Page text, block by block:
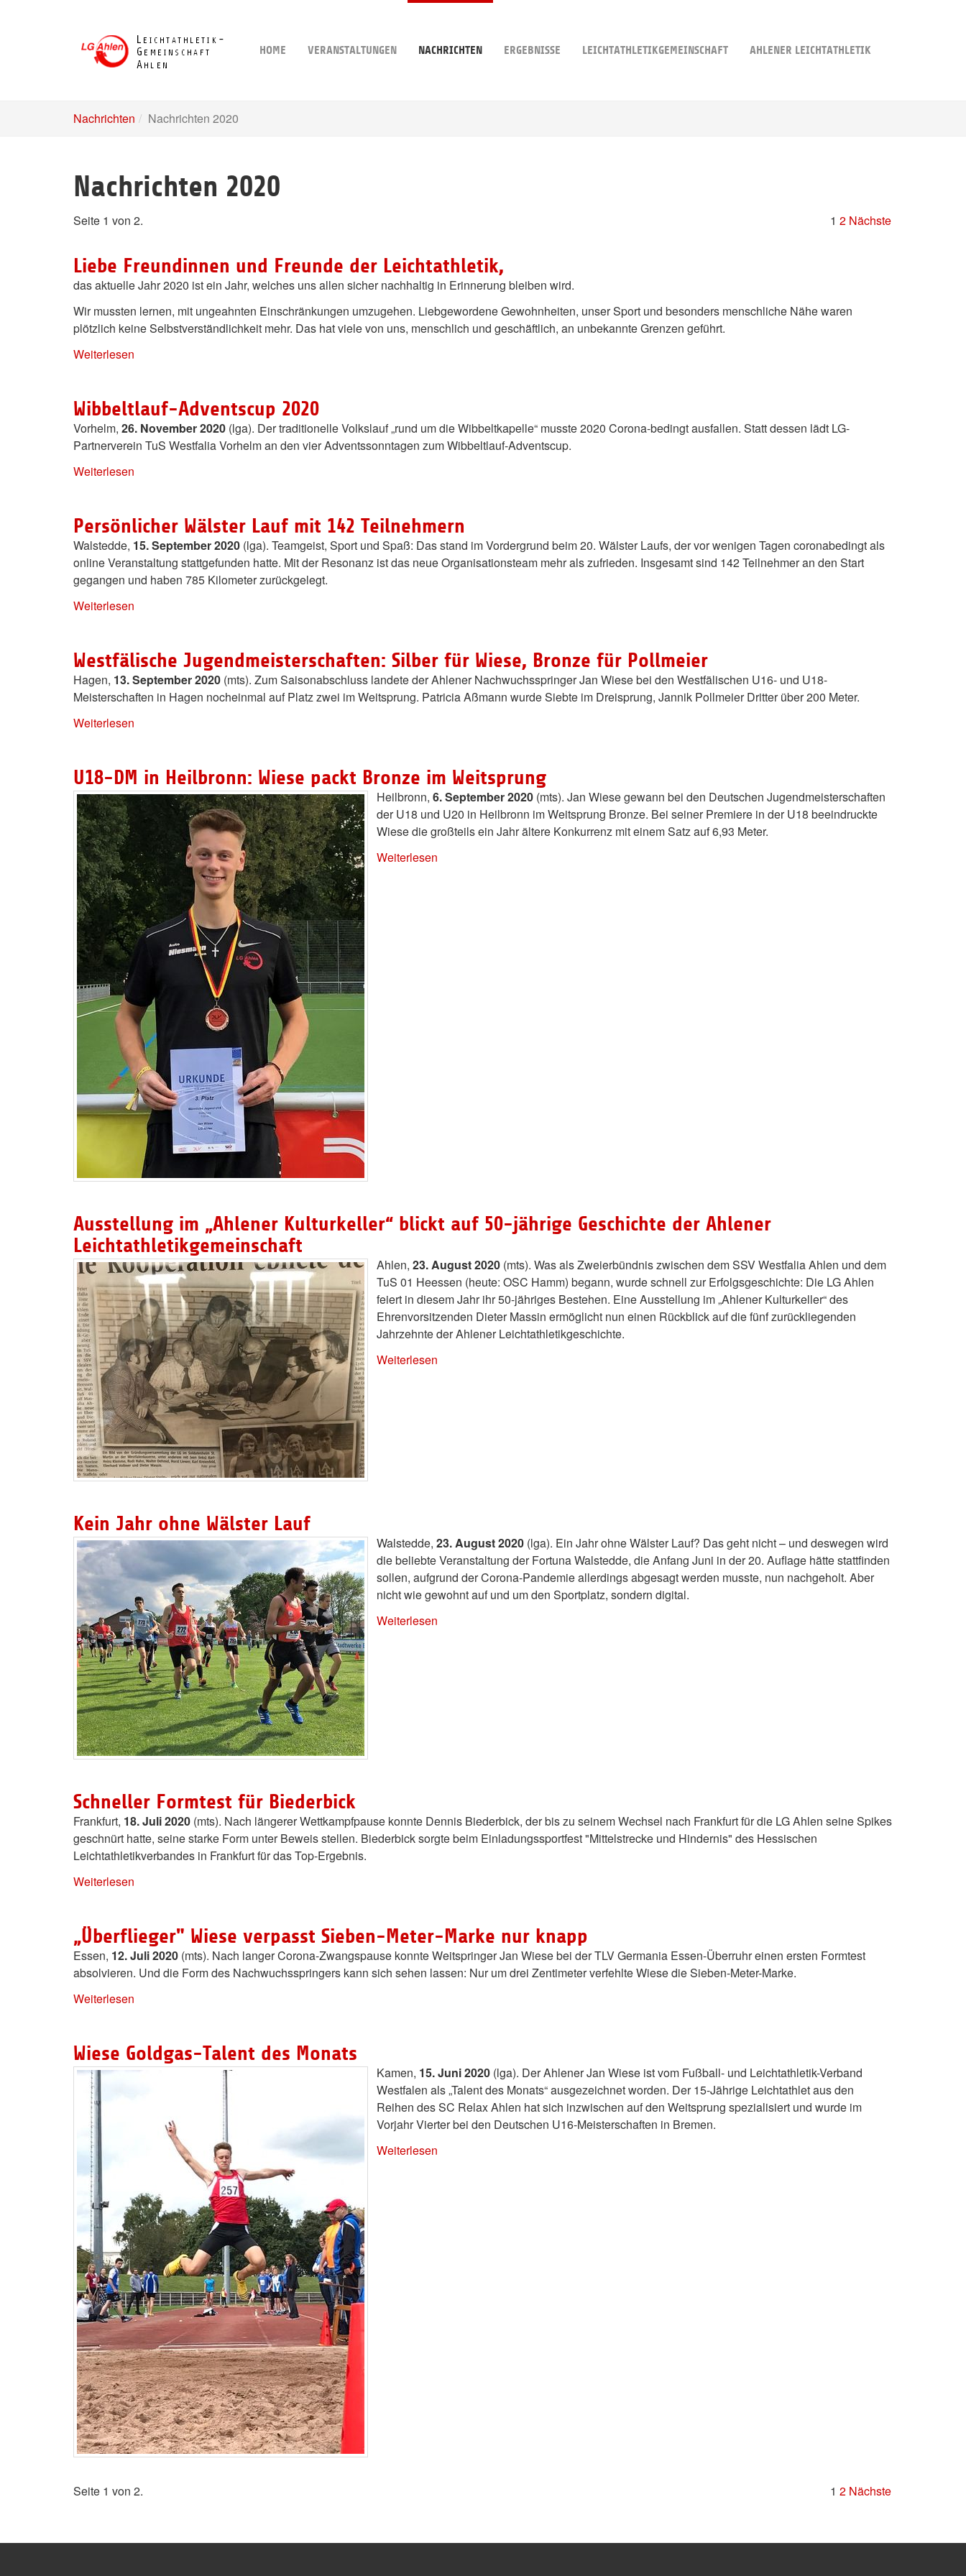
HOME VERANSTALTUNGEN NACHRICHTEN ERGEBNISSE LEICHTATHLETIKGEMEINSCHAFT AHLENER LEICHTATHLETIK
Nachrichten Nachrichten 2020
Nachrichten 2020
Seite 1 von 2. 1 2 Nächste
Liebe Freundinnen und Freunde der Leichtathletik,
das aktuelle Jahr 2020 ist ein Jahr, welches uns allen sicher nachhaltig in Erinnerung bleiben wird.
Wir mussten lernen, mit ungeahnten Einschränkungen umzugehen. Liebgewordene Gewohnheiten, unser Sport und besonders menschliche Nähe waren
plötzlich keine Selbstverständlichkeit mehr. Das hat viele von uns, menschlich und geschäftlich, an unbekannte Grenzen geführt.
Weiterlesen
Wibbeltlauf-Adventscup 2020
Vorhelm, 26. November 2020 (lga). Der traditionelle Volkslauf „rund um die Wibbeltkapelle“ musste 2020 Corona-bedingt ausfallen. Statt dessen lädt LG-
Partnerverein TuS Westfalia Vorhelm an den vier Adventssonntagen zum Wibbeltlauf-Adventscup.
Weiterlesen
Persönlicher Wälster Lauf mit 142 Teilnehmern
Walstedde, 15. September 2020 (lga). Teamgeist, Sport und Spaß: Das stand im Vordergrund beim 20. Wälster Laufs, der vor wenigen Tagen coronabedingt als
online Veranstaltung stattgefunden hatte. Mit der Resonanz ist das neue Organisationsteam mehr als zufrieden. Insgesamt sind 142 Teilnehmer an den Start
gegangen und haben 785 Kilometer zurückgelegt.
Weiterlesen
Westfälische Jugendmeisterschaften: Silber für Wiese, Bronze für Pollmeier
Hagen, 13. September 2020 (mts). Zum Saisonabschluss landete der Ahlener Nachwuchsspringer Jan Wiese bei den Westfälischen U16- und U18-
Meisterschaften in Hagen nocheinmal auf Platz zwei im Weitsprung. Patricia Aßmann wurde Siebte im Dreisprung, Jannik Pollmeier Dritter über 200 Meter.
Weiterlesen
U18-DM in Heilbronn: Wiese packt Bronze im Weitsprung
Heilbronn, 6. September 2020 (mts). Jan Wiese gewann bei den Deutschen Jugendmeisterschaften
der U18 und U20 in Heilbronn im Weitsprung Bronze. Bei seiner Premiere in der U18 beeindruckte
Wiese die großteils ein Jahr ältere Konkurrenz mit einem Satz auf 6,93 Meter.
Weiterlesen
Ausstellung im „Ahlener Kulturkeller“ blickt auf 50-jährige Geschichte der Ahlener
Leichtathletikgemeinschaft
Ahlen, 23. August 2020 (mts). Was als Zweierbündnis zwischen dem SSV Westfalia Ahlen und dem
TuS 01 Heessen (heute: OSC Hamm) begann, wurde schnell zur Erfolgsgeschichte: Die LG Ahlen
feiert in diesem Jahr ihr 50-jähriges Bestehen. Eine Ausstellung im „Ahlener Kulturkeller“ des
Ehrenvorsitzenden Dieter Massin ermöglicht nun einen Rückblick auf die fünf zurückliegenden
Jahrzehnte der Ahlener Leichtathletikgeschichte.
Weiterlesen
Kein Jahr ohne Wälster Lauf
Walstedde, 23. August 2020 (lga). Ein Jahr ohne Wälster Lauf? Das geht nicht – und deswegen wird
die beliebte Veranstaltung der Fortuna Walstedde, die Anfang Juni in der 20. Auflage hätte stattfinden
sollen, aufgrund der Corona-Pandemie allerdings abgesagt werden musste, nun nachgeholt. Aber
nicht wie gewohnt auf und um den Sportplatz, sondern digital.
Weiterlesen
Schneller Formtest für Biederbick
Frankfurt, 18. Juli 2020 (mts). Nach längerer Wettkampfpause konnte Dennis Biederbick, der bis zu seinem Wechsel nach Frankfurt für die LG Ahlen seine Spikes
geschnürt hatte, seine starke Form unter Beweis stellen. Biederbick sorgte beim Einladungssportfest "Mittelstrecke und Hindernis" des Hessischen
Leichtathletikverbandes in Frankfurt für das Top-Ergebnis.
Weiterlesen
„Überflieger" Wiese verpasst Sieben-Meter-Marke nur knapp
Essen, 12. Juli 2020 (mts). Nach langer Corona-Zwangspause konnte Weitspringer Jan Wiese bei der TLV Germania Essen-Überruhr einen ersten Formtest
absolvieren. Und die Form des Nachwuchsspringers kann sich sehen lassen: Nur um drei Zentimeter verfehlte Wiese die Sieben-Meter-Marke.
Weiterlesen
Wiese Goldgas-Talent des Monats
Kamen, 15. Juni 2020 (lga). Der Ahlener Jan Wiese ist vom Fußball- und Leichtathletik-Verband
Westfalen als „Talent des Monats“ ausgezeichnet worden. Der 15-Jährige Leichtathlet aus den
Reihen des SC Relax Ahlen hat sich inzwischen auf den Weitsprung spezialisiert und wurde im
Vorjahr Vierter bei den Deutschen U16-Meisterschaften in Bremen.
Weiterlesen
Seite 1 von 2. 1 2 Nächste